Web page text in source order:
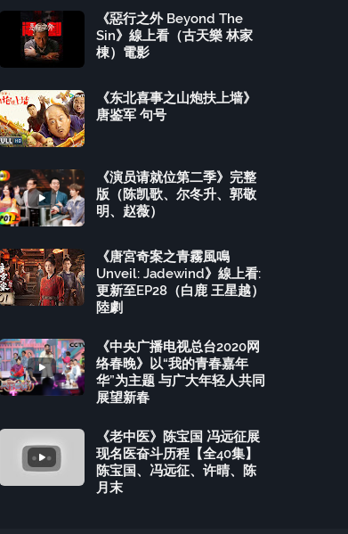
《惡行之外 Beyond The
Sin》線上看（古天樂 林家
棟）電影
《东北喜事之山炮扶上墙》
唐鉴军 句号
《演员请就位第二季》完整
版（陈凯歌、尔冬升、郭敬
明、赵薇）
《唐宮奇案之青霧風鳴
Unveil: Jadewind》線上看:
更新至EP28（白鹿 王星越）
陸劇
《中央广播电视总台2020网
络春晚》以“我的青春嘉年
华”为主题 与广大年轻人共同
展望新春
《老中医》陈宝国 冯远征展
现名医奋斗历程【全40集】
陈宝国、冯远征、许晴、陈
月末